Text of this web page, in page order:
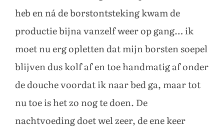
heb en ná de borstontsteking kwam de
productie bijna vanzelf weer op gang… ik
moet nu erg opletten dat mijn borsten soepel
blijven dus kolf af en toe handmatig af onder
de douche voordat ik naar bed ga, maar tot
nu toe is het zo nog te doen. De
nachtvoeding doet wel zeer, de ene keer